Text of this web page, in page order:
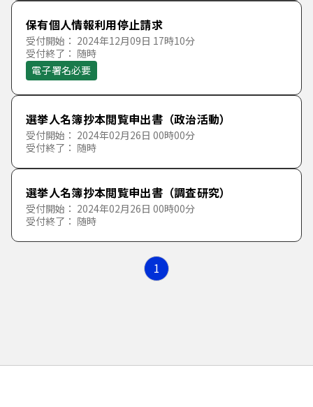
ごみ・衛生・環境・動物
都市計画・開発・交通
土地・住宅
道路・公園・水道
教育
ま み む
や行
や
ら行
ら り る れ
わ行
保有個人情報利用停止請求
受付開始： 2024年12月09日 17時10分
受付終了： 随時
電子署名必要
選挙人名簿抄本閲覧申出書（政治活動）
受付開始： 2024年02月26日 00時00分
受付終了： 随時
選挙人名簿抄本閲覧申出書（調査研究）
受付開始： 2024年02月26日 00時00分
受付終了： 随時
1